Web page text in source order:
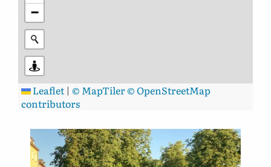
−
Leaflet | © MapTiler© OpenStreetMap
contributors